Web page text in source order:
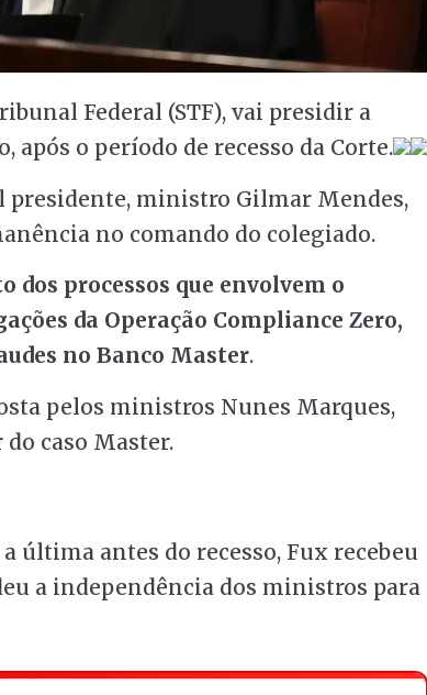
Federal (STF), vai presidir a
após o período de recesso da Corte.
presidente, ministro Gilmar Mendes,
no comando do colegiado.
processos que envolvem o
da Operação Compliance Zero,
no Banco Master.
pelos ministros Nunes Marques,
caso Master.
última antes do recesso, Fux recebeu
a independência dos ministros para